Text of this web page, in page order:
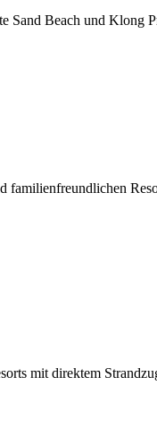
Sand Beach und
mit direktem